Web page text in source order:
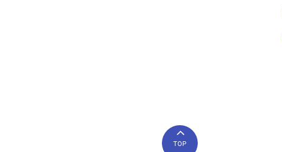
TOP